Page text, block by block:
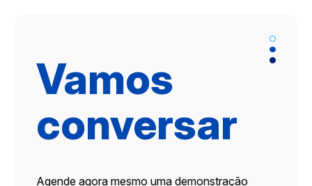
Vamos
conversar
Agende agora mesmo uma demonstração